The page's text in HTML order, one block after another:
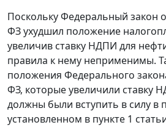
Поскольку Федеральный закон
ФЗ ухудшил положение
увеличив ставку НДПИ для
правила к нему неприменимы.
положения Федерального
ФЗ, которые увеличили ставку
должны были вступить в силу в
установленном в пункте 1